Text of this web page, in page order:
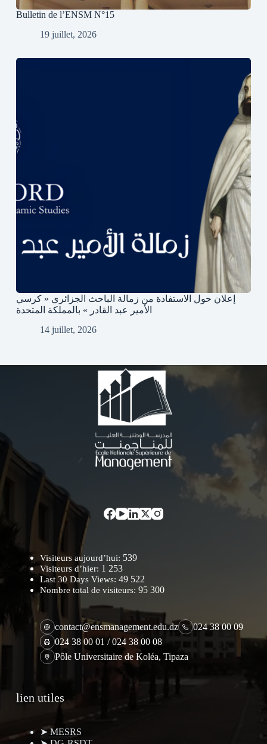
Bulletin de l’ENSM N°15
19 juillet, 2026
إعلان حول الاستفادة من زمالة الباحث الجزائري « كرسي
الأمير عبد القادر » بالمملكة المتحدة
14 juillet, 2026
Visiteurs aujourd’hui: 539
Visiteurs d’hier: 1 253
Last 30 Days Views: 49 522
Nombre total de visiteurs: 95 300
contact@ensmanagement.edu.dz
024 38 00 09
024 38 00 01 / 024 38 00 08
Pôle Universitaire de Koléa, Tipaza
lien utiles
➤ MESRS